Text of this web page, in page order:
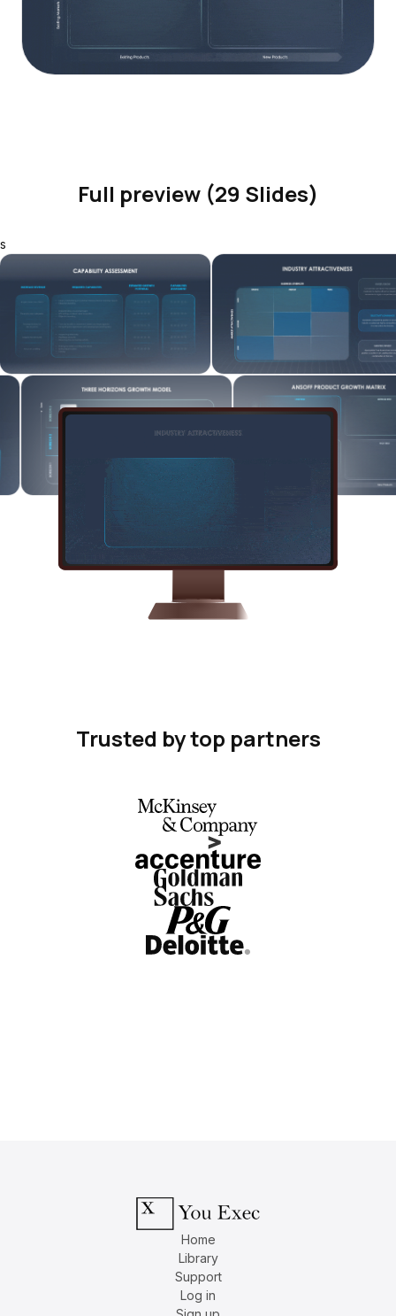
Full preview (29 Slides)
s
Trusted by top partners
Home
Library
Support
Log in